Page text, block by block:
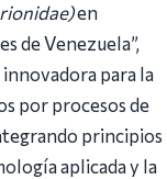
en
de Venezuela”,
para la
por procesos de
principios
aplicada y la